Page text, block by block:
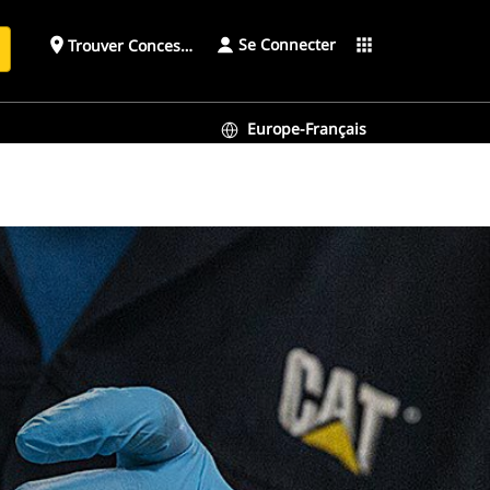
place Trouver ConcessionnaireSe Connecter apps
Europe-Français